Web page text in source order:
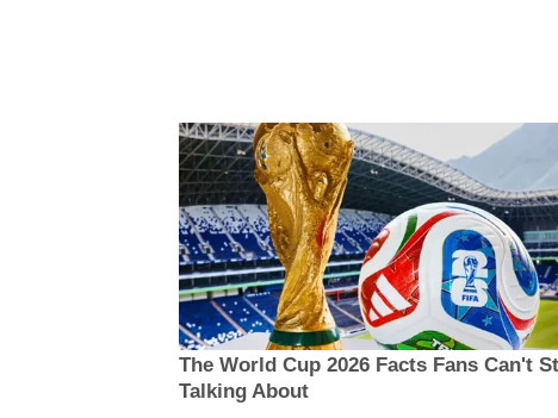
The World Cup 2026 Facts Fans Can't
Talking About